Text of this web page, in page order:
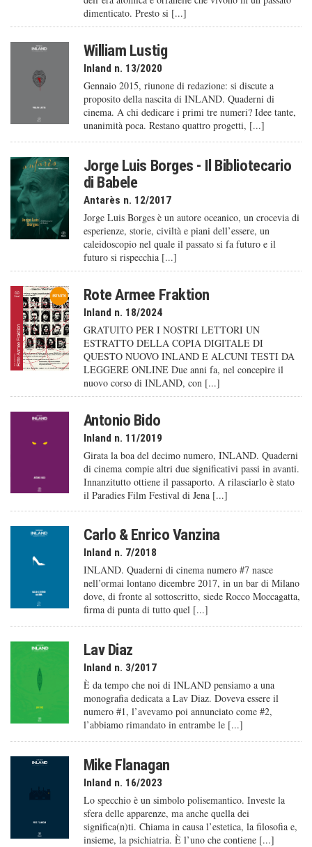
dimenticato. Presto si [...]
William Lustig
Inland n. 13/2020
Gennaio 2015, riunone di redazione: si discute a
proposito della nascita di INLAND. Quaderni di
cinema. A chi dedicare i primi tre numeri? Idee tante,
unanimità poca. Restano quattro progetti, [...]
Jorge Luis Borges - Il Bibliotecario
di Babele
Antarès n. 12/2017
Jorge Luis Borges è un autore oceanico, un crocevia di
esperienze, storie, civiltà e piani dell’essere, un
caleido­scopio nel quale il passato si fa futuro e il
futuro si rispecchia [...]
Rote Armee Fraktion
Inland n. 18/2024
GRATUITO PER I NOSTRI LETTORI UN
ESTRATTO DELLA COPIA DIGITALE DI
QUESTO NUOVO INLAND E ALCUNI TESTI DA
LEGGERE ONLINE Due anni fa, nel concepire il
nuovo corso di INLAND, con [...]
Antonio Bido
Inland n. 11/2019
Girata la boa del decimo numero, INLAND. Quaderni
di cinema compie altri due significativi passi in avanti.
Innanzitutto ottiene il passaporto. A rilasciarlo è stato
il Paradies Film Festival di Jena [...]
Carlo & Enrico Vanzina
Inland n. 7/2018
INLAND. Quaderni di cinema numero #7 nasce
nell’ormai lontano dicembre 2017, in un bar di Milano
dove, di fronte al sottoscritto, siede Rocco Moccagatta,
firma di punta di tutto quel [...]
Lav Diaz
Inland n. 3/2017
È da tempo che noi di INLAND pensiamo a una
monografia dedicata a Lav Diaz. Doveva essere il
numero #1, l’avevamo poi annunciato come #2,
l’abbiamo rimandato in entrambe le [...]
Mike Flanagan
Inland n. 16/2023
Lo specchio è un simbolo polisemantico. Investe la
sfera delle apparenze, ma anche quella dei
significa(n)ti. Chiama in causa l’estetica, la filosofia e,
insieme, la psichiatria. È l’uno che contiene [...]